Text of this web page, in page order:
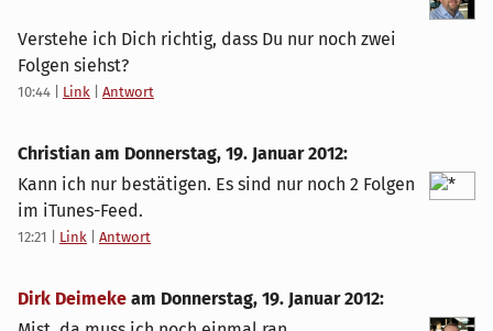
Verstehe ich Dich richtig, dass Du nur noch zwei
Folgen siehst?
10:44 Link Antwort
Christian am Donnerstag, 19. Januar 2012:
Kann ich nur bestätigen. Es sind nur noch 2 Folgen
im iTunes-Feed.
12:21 Link Antwort
Dirk Deimeke am Donnerstag, 19. Januar 2012: